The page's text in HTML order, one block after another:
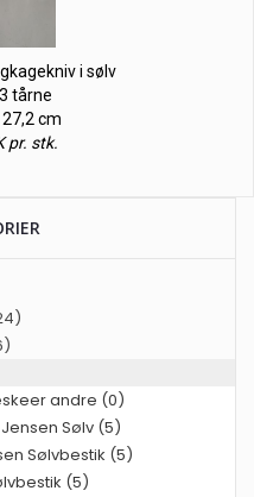
i sølv
tårne
cm
pr. stk.
andre (0)
Sølv (5)
Sølvbestik (5)
(5)